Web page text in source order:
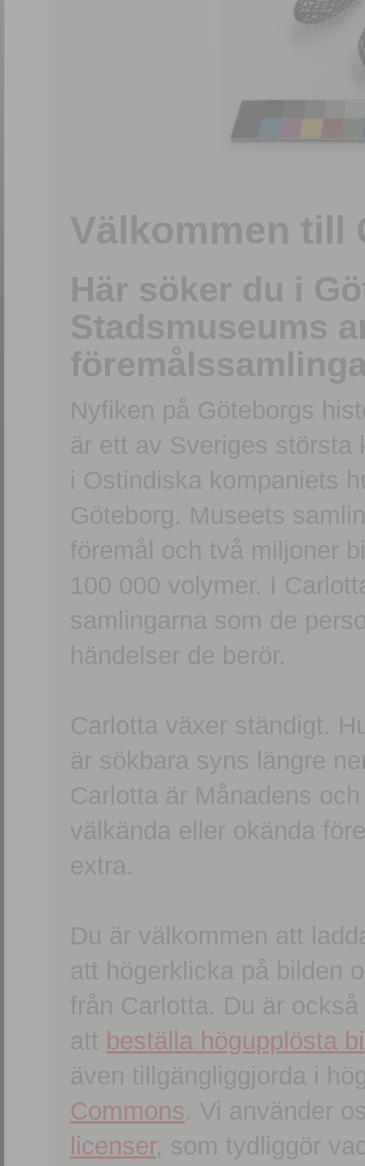
Välkommen till
Här söker du i
Stadsmuseums
Nyfiken på Göteborgs
är ett av Sveriges största
i Ostindiska kompaniets
Göteborg. Museets
föremål och två miljoner
100 000 volymer. I
samlingarna som de
händelser de berör.
Carlotta växer ständigt.
är sökbara syns längre
Carlotta är Månadens
välkända eller okända
extra.
Du är välkommen att
att högerklicka på bilden
från Carlotta. Du är
att beställa högupplösta
även tillgängliggjorda i
Commons. Vi använder
licenser, som tydliggör